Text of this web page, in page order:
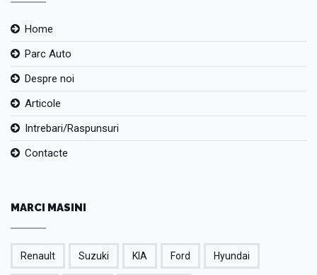
Home
Parc Auto
Despre noi
Articole
Intrebari/Raspunsuri
Contacte
MARCI MASINI
Renault Suzuki KIA Ford Hyundai